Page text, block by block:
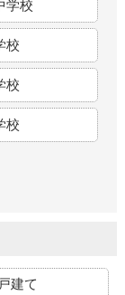
学校
校
校
校
建て